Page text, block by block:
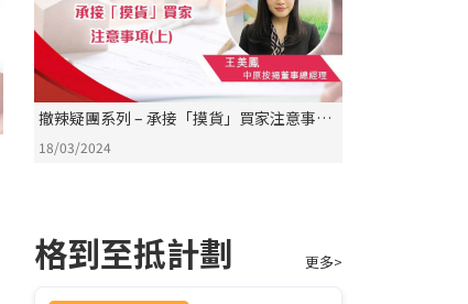
撤辣疑團系列 – 承接「摸貨」買家注意事項
(上)
18/03/2024
格到至抵計劃 更多>